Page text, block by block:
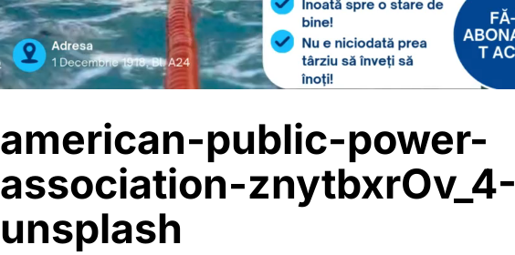
american-public-power-
association-znytbxrOv_4-
unsplash